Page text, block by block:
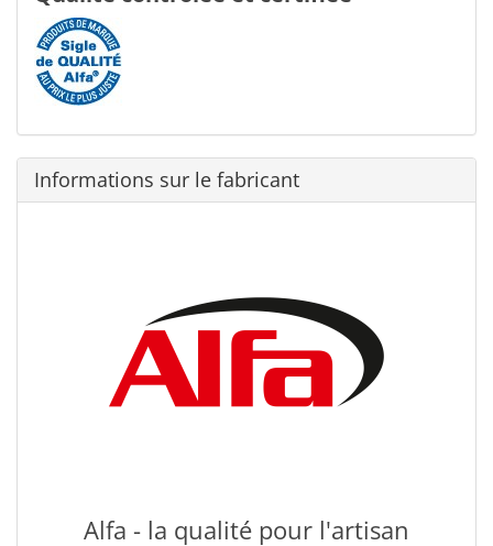
Informations sur le fabricant
Alfa - la qualité pour l'artisan